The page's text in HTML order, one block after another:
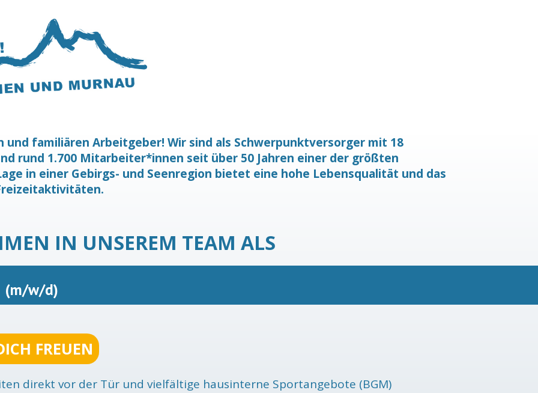
und familiären Arbeitgeber! Wir sind als Schwerpunktversorger mit 18
rund 1.700 Mitarbeiter*innen seit über 50 Jahren einer der größten
in einer Gebirgs- und Seenregion bietet eine hohe Lebensqualität und das
IN UNSEREM TEAM ALS
(m/w/d)
FREUEN
direkt vor der Tür und vielfältige hausinterne Sportangebote (BGM)